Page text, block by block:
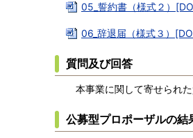
05_誓約書（様式２）
06_辞退届（様式３）
質問及び回答
本事業に関して寄せられた
公募型プロポーザルの結